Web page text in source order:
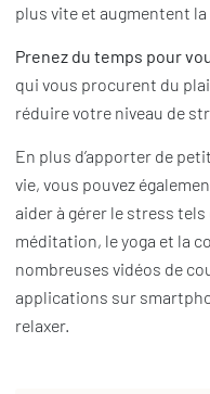
plus vite et augmentent
Prenez du temps pour
qui vous procurent du
réduire votre niveau de
En plus d’apporter de
vie, vous pouvez
aider à gérer le stress
méditation, le yoga et la
nombreuses vidéos de
applications sur
relaxer.